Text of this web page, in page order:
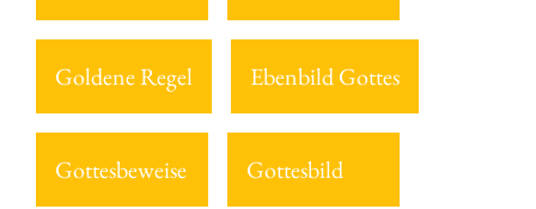
Goldene Regel Ebenbild Gottes
Gottesbeweise Gottesbild